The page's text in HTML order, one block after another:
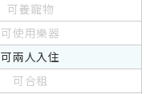
可養寵物
可使用樂器
可兩人入住
可合租